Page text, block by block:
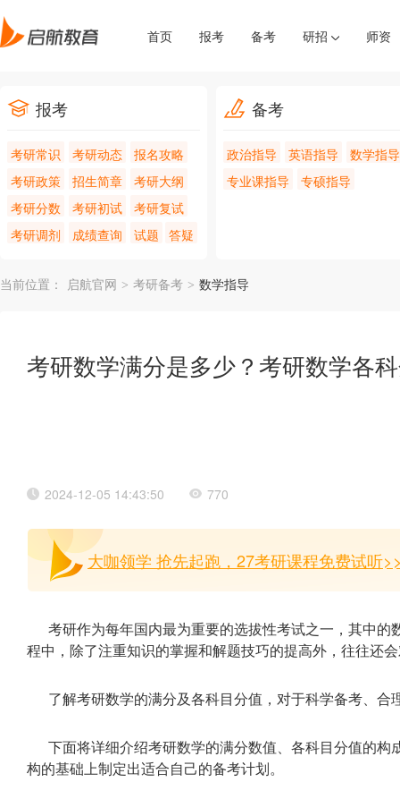
首页 报考 备考 研招 师资
报考
考研常识 考研动态
报名攻略
考研政策
招生简章
考研大纲
考研分数
考研初试
考研复试
考研调剂
成绩查询 试题 答疑
备考
政治指导 英语指导
数学指导
专业课指导
专硕指导
当前位置： 启航官网 > 考研备考 > 数学指导
考研数学满分是多少？考研数学各
2024-12-05 14:43:50 770
大咖领学 抢先起跑，27考研课程免费试听
考研作为每年国内最为重要的选拔性考试之一，其中
程中，除了注重知识的掌握和解题技巧的提高外，往往还
了解考研数学的满分及各科目分值，对于科学备考、合
下面将详细介绍考研数学的满分数值、各科目分值的
构的基础上制定出适合自己的备考计划。